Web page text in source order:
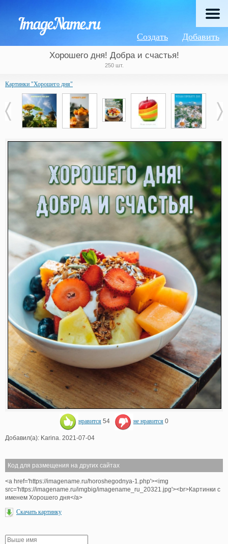
Добавить
Создать
Хорошего дня! Добра и счастья!
250 шт.
Картинки "Хорошего дня"
нравится 54 не нравится 0
Добавил(а): Karina. 2021-07-04
Код для размещения на других сайтах
<a href='https://imagename.ru/horoshegodnya-1.php'><img
src='https://imagename.ru/imgbig/imagename_ru_20321.jpg'><br>Картинки с
именем Хорошего дня</a>
Скачать картинку